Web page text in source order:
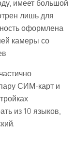
имеет большой
лишь для
оформлена
камеры со
СИМ-карт и
из 10 языков,